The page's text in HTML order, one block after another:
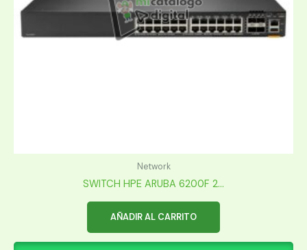
Network
SWITCH HPE ARUBA 6200F 2...
AÑADIR AL CARRITO